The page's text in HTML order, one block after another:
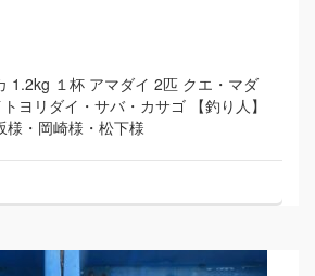
1.2kg １杯 アマダイ 2匹 クエ・マダ
ヨリダイ・サバ・カサゴ 【釣り人】
様・岡崎様・松下様